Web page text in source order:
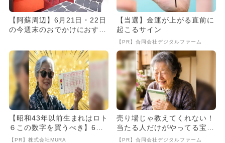
【阿蘇周辺】6月21日・22日
の今週末のおでかけにおすす
【当選】金運が上がる直前に
起こるサイン
【PR】合同会社デジタルファーム
【昭和43年以前生まれはロト
６この数字を買うべき】6つ
の数字が「完全一致」する
【PR】株式会社MURA
売り場じゃ教えてくれない！
当たる人だけがやってる宝く
じの習慣
【PR】合同会社デジタルファーム